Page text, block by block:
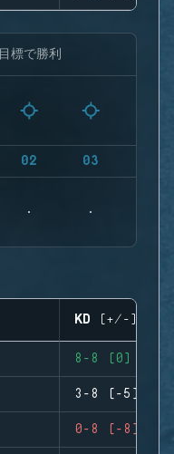
目標で勝利
02 03
KD (+/-)
8-8 (0)
3-8 (-5)
0-8 (-8)